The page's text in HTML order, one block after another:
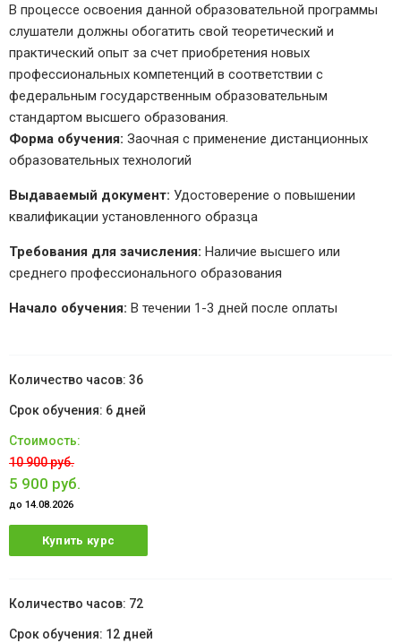
В процессе освоения данной образовательной программы
слушатели должны обогатить свой теоретический и
практический опыт за счет приобретения новых
профессиональных компетенций в соответствии с
федеральным государственным образовательным
стандартом высшего образования.
Форма обучения: Заочная с применение дистанционных
образовательных технологий
Выдаваемый документ: Удостоверение о повышении
квалификации установленного образца
Требования для зачисления: Наличие высшего или
среднего профессионального образования
Начало обучения: В течении 1-3 дней после оплаты
36
6 дней
10 900 руб.
5 900 руб.
до 14.08.2026
Купить курс
72
12 дней